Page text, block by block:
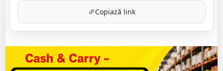
Copiază link